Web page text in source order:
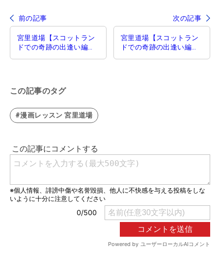
前の記事 次の記事
宮里道場【スコットラン
ドでの奇跡の出逢い編】
宮里道場【スコットラン
ドでの奇跡の出逢い編】
この記事のタグ
#漫画レッスン 宮里道場